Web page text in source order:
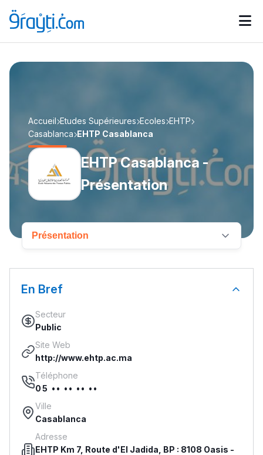
Catégories
Annonces bourses
Accueil Etudes Supérieures Ecoles EHTP
Casablanca EHTP Casablanca
EHTP Casablanca -
Présentation
Présentation
En Bref
Secteur
Public
Site Web
http://www.ehtp.ac.ma
Téléphone
05 •• •• •• ••
Ville
Casablanca
Adresse
EHTP Km 7, Route d'El Jadida, BP : 8108 Oasis -